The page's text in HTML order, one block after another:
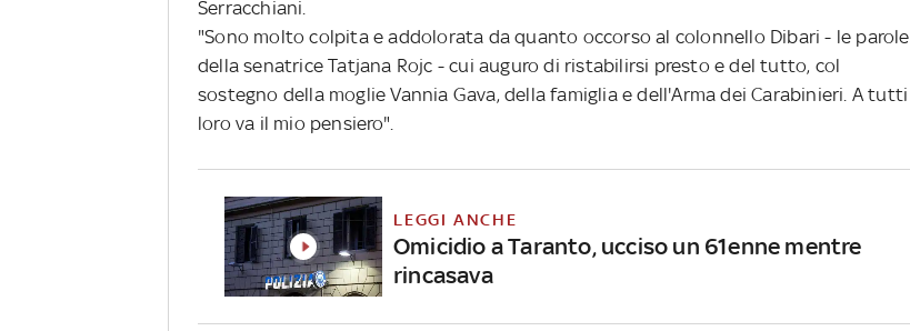
Serracchiani.
"Sono molto colpita e addolorata da quanto occorso al colonnello Dibari - le parole
della senatrice Tatjana Rojc -cui auguro di ristabilirsi presto e del tutto, col
sostegno della moglie Vannia Gava, della famiglia e dell'Arma dei Carabinieri. A tutti
loro va il mio pensiero".
LEGGI ANCHE
Omicidio a Taranto, ucciso un 61enne mentre
rincasava